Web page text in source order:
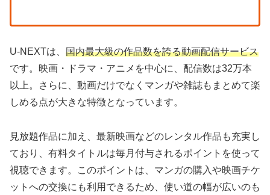
U-NEXTは、 国内最大級の作品数を誇る動画配信サービス
です。映画・ドラマ・アニメを中心に、配信数は32万本
以上。さらに、動画だけでなくマンガや雑誌もまとめて楽
しめる点が大きな特徴となっています。
見放題作品に加え、最新映画などのレンタル作品も充実し
ており、有料タイトルは毎月付与されるポイントを使って
視聴できます。このポイントは、マンガの購入や映画チケ
ットへの交換にも利用できるため、使い道の幅が広いのも